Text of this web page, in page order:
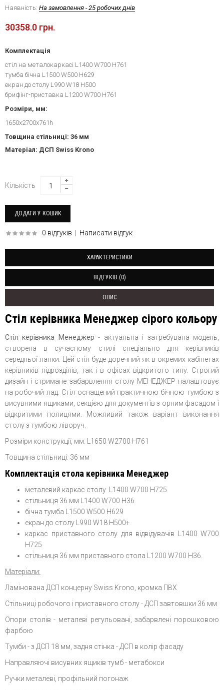
Наявність: На замовлення - 25 робочих днів
30358.0 грн.
Комплектація
стіл на металокаркасі L1400 W700 H761
тумба бічна L1500 W500 H629
екран до столу L990 W18 H500
брифінг-приставка L1200 W700 H761
Розміри, мм:
1650x2700x761h
Товщина стільниці: 36 мм
Матеріал: ДСП Swiss Krono
Кількість
0 відгуків Написати відгук
ХАРАКТЕРИСТИКИ
ВІДГУКІВ (0)
ОПИС
Стіл керівника Менеджер сірого кольору
Стіл керівника Менеджер - актуальна і затребувана модель,
створена в сучасному стилі спеціально для керівників
середньої ланки. Цей стіл буде доречний як в окремих кабінетах
керівників підрозділів, так і в офісах відкритого типу. Строгий
дизайн і стримане забарвлення столу МЕНЕДЖЕР налаштовує
на робочий лад. Стіл оснащений практичною бічною тумбою з
висувними ящиками, секцією для документів з орним фасадом і
відкритими полицями. Можливий також варіант виконання
столу з тумбою ліворуч.
Розміри конструкції, мм: L1650 W2700 H761
Товщина стільниці: 36 мм
Комплектація стола керівника Менеджер
металевий каркас столу L1400 W700 H725
стільниця 36 мм L1400 W700 H36
бічна тумба L1500 W500 H629
екран до столу L990 W18 H500+
каркас приставного столу для відвідувачів L1400 W700
H725
стільниця 36 мм приставного стола L1200 W700 H36.
Матеріали:
Ламінована ДСП концерну Swiss Krono, кромка ПВХ
Стільниці робочого і приставного столу - ДСП завтовшки 36 мм
Опори столів - металеві регульовані, забарвлені порошковою
фарбою
Тумби - з ДСП 18 мм, задня стінка - ДСП в колір фасаду
Направляючі висувних ящиків тумб - метабокси
Ручки металеві, профільний погонаж